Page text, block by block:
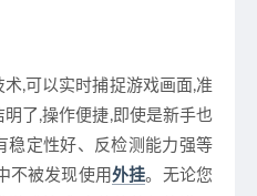
,可以实时捕捉游戏画面,准
了,操作便捷,即使是新手也
稳定性好、反检测能力强等
不被发现使用外挂。无论您